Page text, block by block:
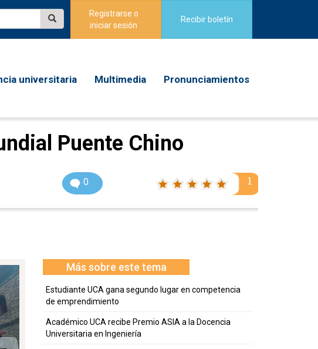
Registrarse o
iniciar sesión
Recibir boletín
universitaria Multimedia Pronunciamientos
Puente Chino
0 1
Más sobre este tema
Estudiante UCA gana segundo lugar en competencia
de emprendimiento
Académico UCA recibe Premio ASIA a la Docencia
Universitaria en Ingeniería